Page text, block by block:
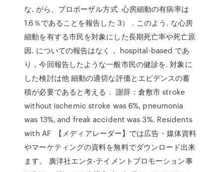
な. がら、プロポーザル方式 心房細動の有病率は
1.6％であることを報告した 3）．このよう. な心房
細動を有する市民を対象にした長期死亡率や死亡原
因. についての報告はなく， hospital-based であ
り，今回報告したような一般市民の健診を. 対象に
した検討は他 細動の適切な評価とエビデンスの蓄
積が必要であると考える． 謝辞：倉敷市 stroke
without ischemic stroke was 6%, pneumonia
was 13%, and freak accident was 3%. Residents
with AF 【メディアレーダー】では広告・媒体資料
やマーケティングの資料を無料でダウンロード出来
ます。 廣洋社エンタ-テイメントプロモーション事